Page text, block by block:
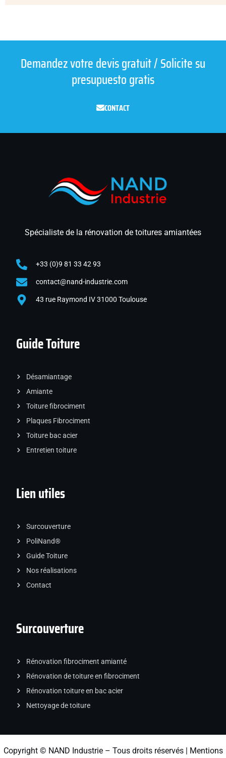
Demandez votre devis gratuit / Solicite su
presupuesto gratis
CONTACT
Spécialiste de la rénovation de toitures amiantées
+33 (0)9 81 33 42 93
contact@nand-industrie.com
43 rue Raymond IV 31000 Toulouse
Guide Toiture
Désamiantage
Amiante
Toiture fibrociment
Plaques Fibrociment
Toiture bac acier
Entretien toiture
Lien utiles
Surcouverture
PoliNand®
Guide Toiture
Nos réalisations
Contact
Surcouverture
Rénovation fibrociment amianté
Rénovation de toiture en fibrociment
Rénovation toiture en bac acier
Nettoyage de toiture
Copyright © NAND Industrie – Tous droits réservés | Mentions